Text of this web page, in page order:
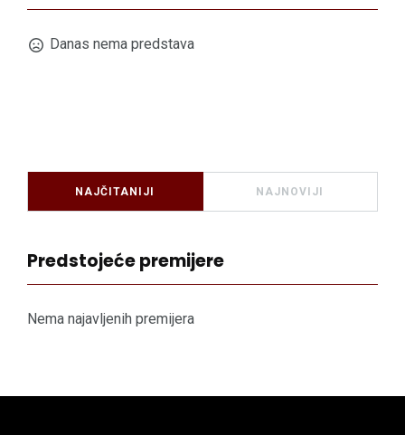
Danas nema predstava
NAJČITANIJI NAJNOVIJI
Predstojeće premijere
Nema najavljenih premijera